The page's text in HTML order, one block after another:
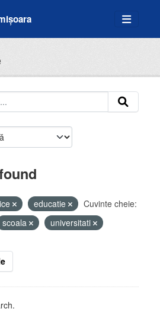
educatie
Cuvinte cheie:
scoala
universitati